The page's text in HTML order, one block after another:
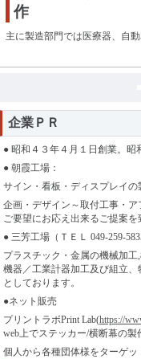
作
主に製造部門では医療器、自
企業ＰＲ
● 昭和４３年４月１日創業。
● 朝霞工場：
サイン・看板・ディスプレイの
企画・デザイン～取付工事・
ご要望にお応え出来るご提案を
● 三芳工場（ＴＥＬ 049-259-
プラスチック・金属の機械加
機器／工業計器加工及び組立
としております。
●ネット販売
プリントラボPrint Lab(https://
web上でステッカー/横断幕の
個人から各種団体様をターゲ